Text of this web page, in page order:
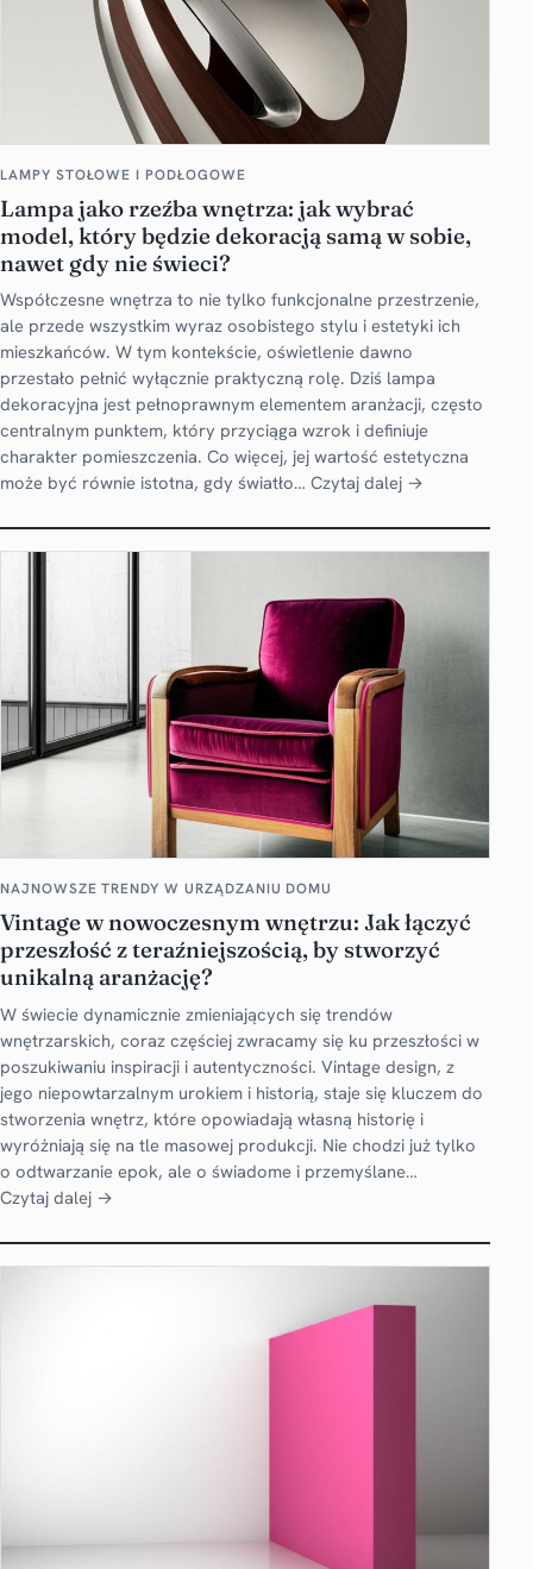
LAMPY STOŁOWE I PODŁOGOWE
Lampa jako rzeźba wnętrza: jak wybrać
model, który będzie dekoracją samą w sobie,
nawet gdy nie świeci?
Współczesne wnętrza to nie tylko funkcjonalne przestrzenie,
ale przede wszystkim wyraz osobistego stylu i estetyki ich
mieszkańców. W tym kontekście, oświetlenie dawno
przestało pełnić wyłącznie praktyczną rolę. Dziś lampa
dekoracyjna jest pełnoprawnym elementem aranżacji, często
centralnym punktem, który przyciąga wzrok i definiuje
charakter pomieszczenia. Co więcej, jej wartość estetyczna
może być równie istotna, gdy światło… Czytaj dalej →
NAJNOWSZE TRENDY W URZĄDZANIU DOMU
Vintage w nowoczesnym wnętrzu: Jak łączyć
przeszłość z teraźniejszością, by stworzyć
unikalną aranżację?
W świecie dynamicznie zmieniających się trendów
wnętrzarskich, coraz częściej zwracamy się ku przeszłości w
poszukiwaniu inspiracji i autentyczności. Vintage design, z
jego niepowtarzalnym urokiem i historią, staje się kluczem do
stworzenia wnętrz, które opowiadają własną historię i
wyróżniają się na tle masowej produkcji. Nie chodzi już tylko
o odtwarzanie epok, ale o świadome i przemyślane…
Czytaj dalej →